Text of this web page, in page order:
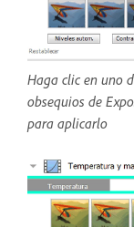
Haga clic en uno
obsequios de
para aplicarlo